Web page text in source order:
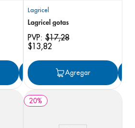
Agregar
Lagricel
Lagricel gotas
PVP: $17,28
$13,82
Agregar
20%